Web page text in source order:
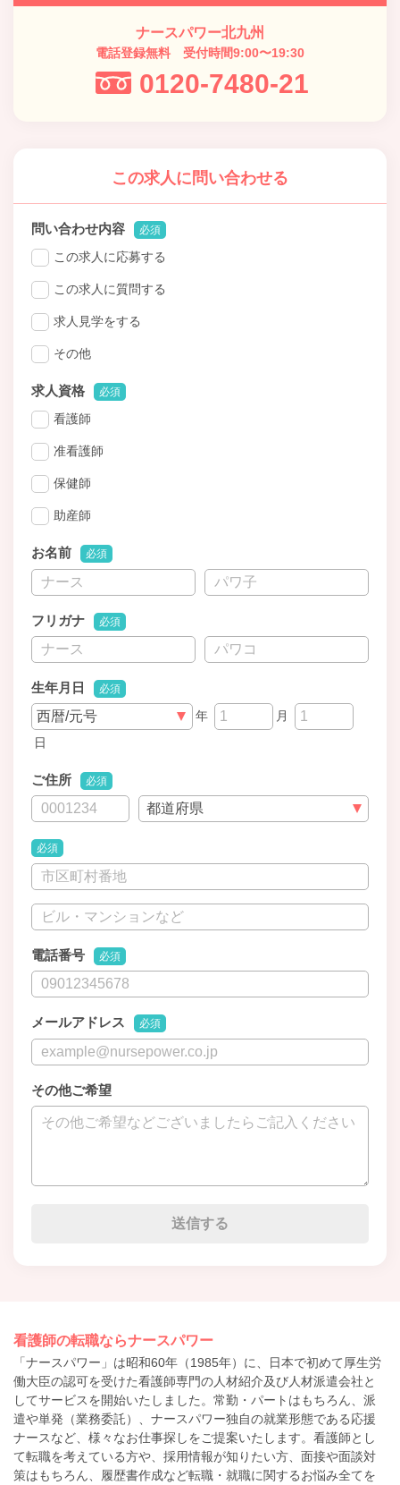
ナースパワー北九州
電話登録無料 受付時間9:00〜19:30
0120-7480-21
この求人に問い合わせる
問い合わせ内容 必須
この求人に応募する
この求人に質問する
求人見学をする
その他
求人資格 必須
看護師
准看護師
保健師
助産師
お名前 必須
フリガナ 必須
生年月日 必須
年
月
日
ご住所 必須
必須
電話番号 必須
メールアドレス 必須
その他ご希望
看護師の転職ならナースパワー
「ナースパワー」は昭和60年（1985年）に、日本で初めて厚生労
働大臣の認可を受けた看護師専門の人材紹介及び人材派遣会社と
してサービスを開始いたしました。常勤・パートはもちろん、派
遣や単発（業務委託）、ナースパワー独自の就業形態である応援
ナースなど、様々なお仕事探しをご提案いたします。看護師とし
て転職を考えている方や、採用情報が知りたい方、面接や面談対
策はもちろん、履歴書作成など転職・就職に関するお悩み全てを